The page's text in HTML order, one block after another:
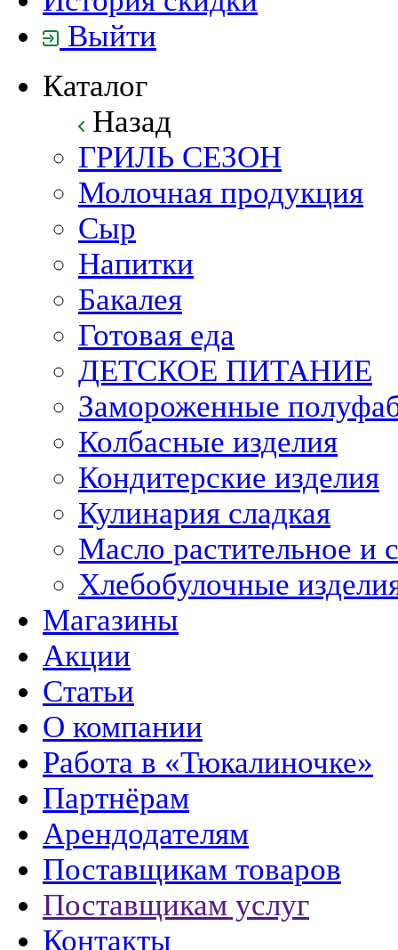
Выйти
Каталог
Назад
ГРИЛЬ СЕЗОН
Молочная продукция
Сыр
Напитки
Бакалея
Готовая еда
ДЕТСКОЕ ПИТАНИЕ
Замороженные
Колбасные изделия
Кондитерские изделия
Кулинария сладкая
Масло растительное и
Хлебобулочные
Магазины
Акции
Статьи
О компании
Работа в «Тюкалиночке»
Партнёрам
Арендодателям
Поставщикам товаров
Поставщикам услуг
Контакты